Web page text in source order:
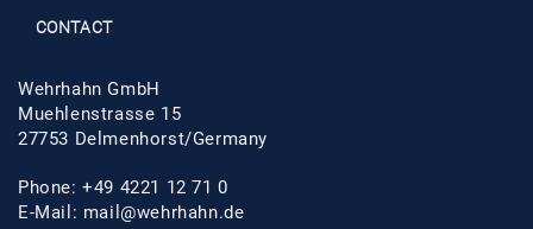
CONTACT
Wehrhahn GmbH
Muehlenstrasse 15
27753 Delmenhorst/Germany
Phone: +49 4221 12 71 0
E-Mail: mail@wehrhahn.de